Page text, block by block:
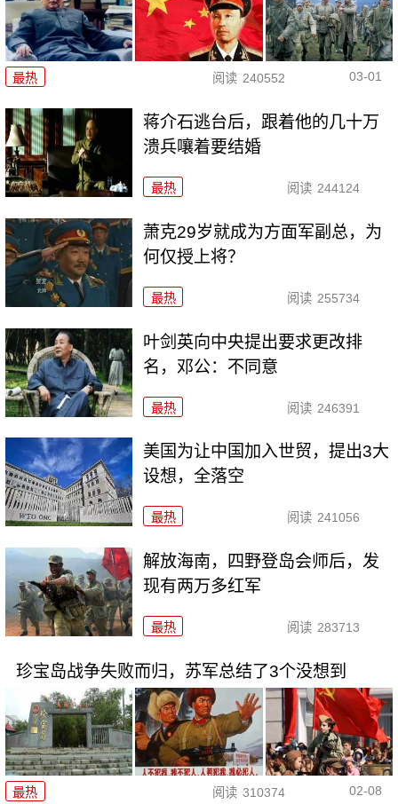
最热 阅读 240552 03-01
蒋介石逃台后，跟着他的几十万
溃兵嚷着要结婚
最热 阅读 244124
萧克29岁就成为方面军副总，为
何仅授上将？
最热 阅读 255734
叶剑英向中央提出要求更改排
名，邓公：不同意
最热 阅读 246391
美国为让中国加入世贸，提出3大
设想，全落空
最热 阅读 241056
解放海南，四野登岛会师后，发
现有两万多红军
最热 阅读 283713
珍宝岛战争失败而归，苏军总结了3个没想到
最热 阅读 310374 02-08